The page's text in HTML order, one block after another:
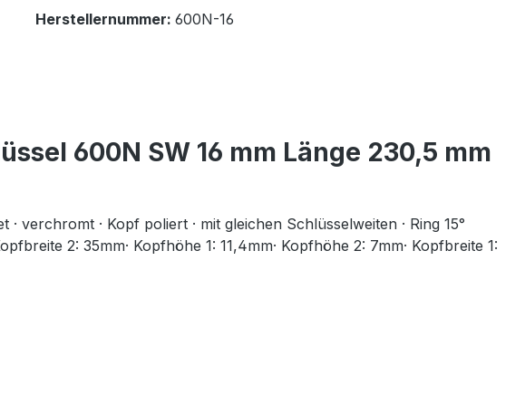
Herstellernummer: 600N-16
600N SW 16 mm Länge 230,5 mm
verchromt · Kopf poliert · mit gleichen Schlüsselweiten · Ring 15°
2: 35mm· Kopfhöhe 1: 11,4mm· Kopfhöhe 2: 7mm· Kopfbreite 1: